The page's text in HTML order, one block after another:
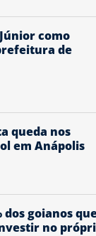
como
de
queda nos
em Anápolis
dos goianos
no